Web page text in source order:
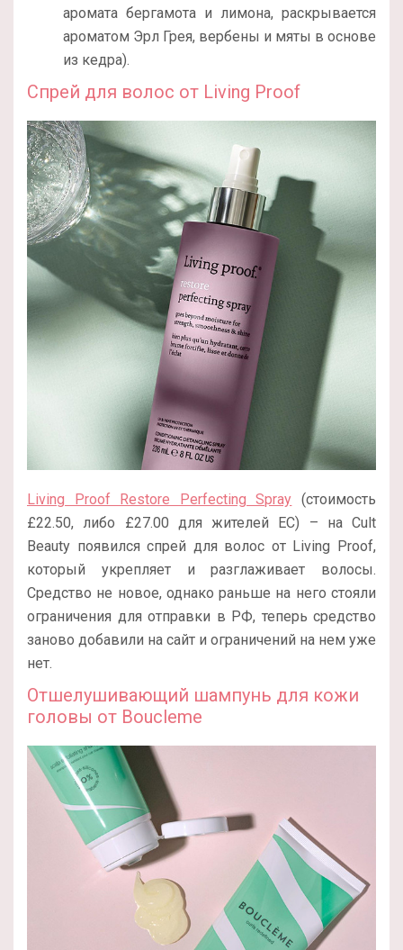
аромата бергамота и лимона, раскрывается
ароматом Эрл Грея, вербены и мяты в основе
из кедра).
Спрей для волос от Living Proof
Living Proof Restore Perfecting Spray (стоимость
£22.50, либо £27.00 для жителей ЕС) – на Cult
Beauty появился спрей для волос от Living Proof,
который укрепляет и разглаживает волосы.
Средство не новое, однако раньше на него стояли
ограничения для отправки в РФ, теперь средство
заново добавили на сайт и ограничений на нем уже
нет.
Отшелушивающий шампунь для кожи
головы от Boucleme